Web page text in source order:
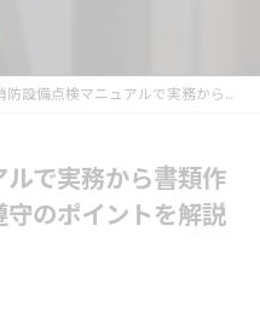
設備点検マニュアルで実務から書類作成まで全手順と法令遵守のポイントを解説
で実務から書類作
のポイントを解説